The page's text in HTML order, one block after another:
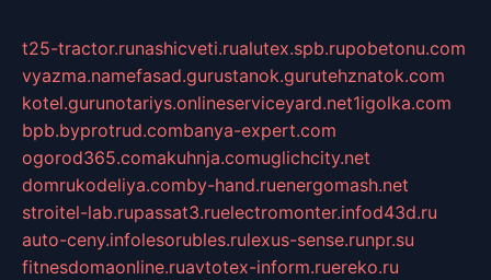
t25-tractor.runashicveti.rualutex.spb.rupobetonu.com
vyazma.namefasad.gurustanok.gurutehznatok.com
kotel.gurunotariys.onlineserviceyard.net1igolka.com
bpb.byprotrud.combanya-expert.com
ogorod365.comakuhnja.comuglichcity.net
domrukodeliya.comby-hand.ruenergomash.net
stroitel-lab.rupassat3.ruelectromonter.infod43d.ru
auto-ceny.infolesorubles.rulexus-sense.runpr.su
fitnesdomaonline.ruavtotex-inform.ruereko.ru